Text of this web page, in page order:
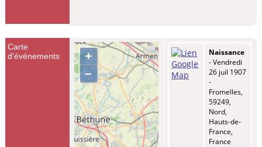
Carte
d'événements
+
–
Naissance
- Vendredi
26 juil 1907
-
Fromelles,
59249,
Nord,
Hauts-de-
France,
France